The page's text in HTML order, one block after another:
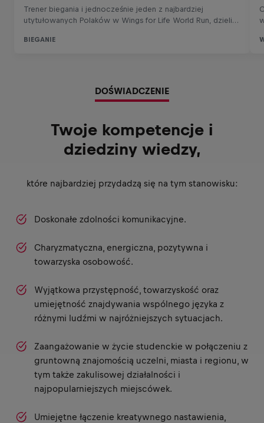
DOŚWIADCZENIE
Twoje kompetencje i
dziedziny wiedzy,
które najbardziej przydadzą się na tym stanowisku:
Doskonałe zdolności komunikacyjne.
Charyzmatyczna, energiczna, pozytywna i
towarzyska osobowość.
Wyjątkowa przystępność, towarzyskość oraz
umiejętność znajdywania wspólnego języka z
różnymi ludźmi w najróżniejszych sytuacjach.
Zaangażowanie w życie studenckie w połączeniu z
gruntowną znajomością uczelni, miasta i regionu, w
tym także zakulisowej działalności i
najpopularniejszych miejscówek.
Umiejętne łączenie kreatywnego nastawienia,